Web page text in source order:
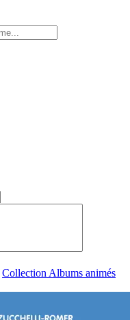
Collection Albums animés